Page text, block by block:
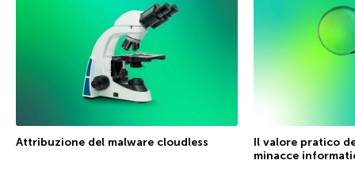
Attribuzione del malware cloudless
Il valore pratico
minacce